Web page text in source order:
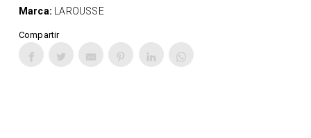
Marca:
LAROUSSE
Compartir